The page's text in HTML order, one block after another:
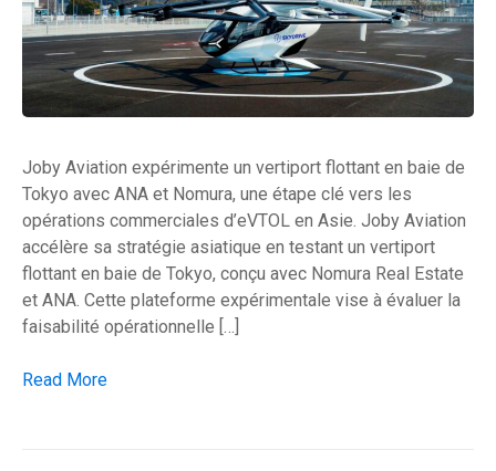
Joby Aviation expérimente un vertiport flottant en baie de
Tokyo avec ANA et Nomura, une étape clé vers les
opérations commerciales d’eVTOL en Asie. Joby Aviation
accélère sa stratégie asiatique en testant un vertiport
flottant en baie de Tokyo, conçu avec Nomura Real Estate
et ANA. Cette plateforme expérimentale vise à évaluer la
faisabilité opérationnelle […]
Joby teste un vertiport flottant à Tokyo avec ses partenaires
Read More